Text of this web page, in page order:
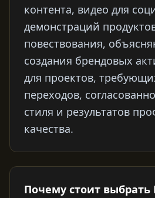
контента, видео для
демонстраций
повествования,
создания брендовых
для проектов,
переходов,
стиля и результатов
качества.
Почему стоит